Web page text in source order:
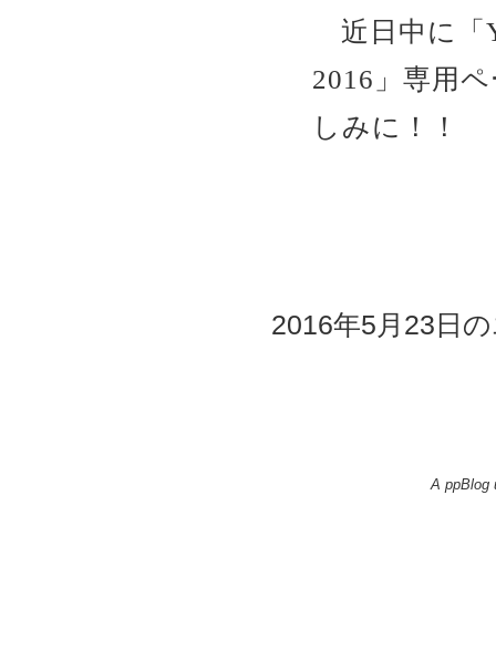
近日中に「
2016」専用
しみに！！
2016年5月23日
A ppBlog